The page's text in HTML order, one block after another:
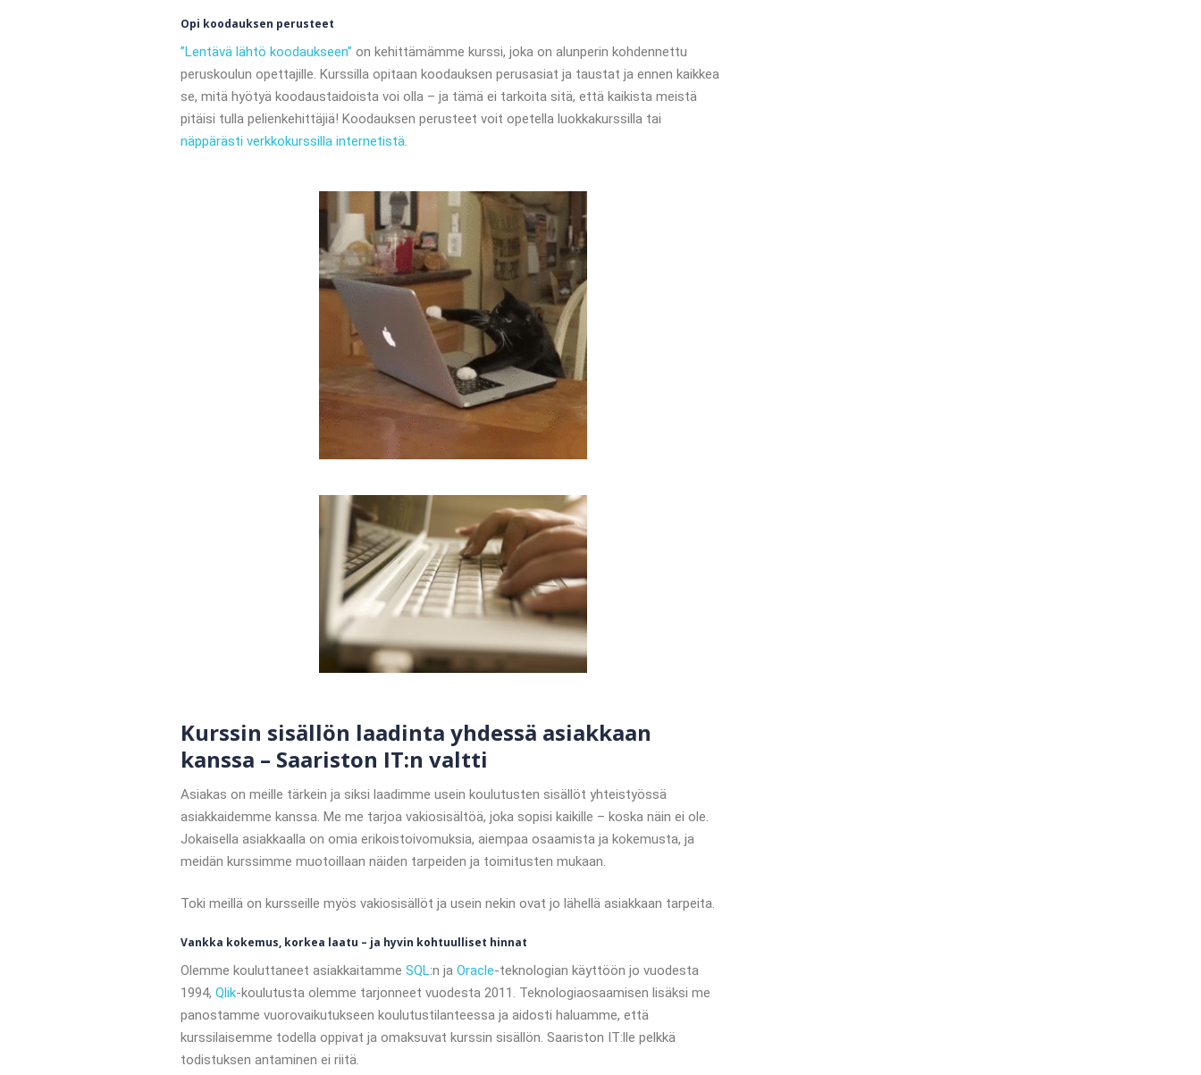
Opi koodauksen perusteet
”Lentävä lähtö koodaukseen” on kehittämämme kurssi, joka on alunperin kohdennettu
peruskoulun opettajille. Kurssilla opitaan koodauksen perusasiat ja taustat ja ennen kaikkea
se, mitä hyötyä koodaustaidoista voi olla – ja tämä ei tarkoita sitä, että kaikista meistä
pitäisi tulla pelienkehittäjiä! Koodauksen perusteet voit opetella luokkakurssilla tai
näppärästi verkkokurssilla internetistä.
Kurssin sisällön laadinta yhdessä asiakkaan
kanssa – Saariston IT:n valtti
Asiakas on meille tärkein ja siksi laadimme usein koulutusten sisällöt yhteistyössä
asiakkaidemme kanssa. Me me tarjoa vakiosisältöä, joka sopisi kaikille – koska näin ei ole.
Jokaisella asiakkaalla on omia erikoistoivomuksia, aiempaa osaamista ja kokemusta, ja
meidän kurssimme muotoillaan näiden tarpeiden ja toimitusten mukaan.
Toki meillä on kursseille myös vakiosisällöt ja usein nekin ovat jo lähellä asiakkaan tarpeita.
Vankka kokemus, korkea laatu – ja hyvin kohtuulliset hinnat
Olemme kouluttaneet asiakkaitamme SQL:n ja Oracle-teknologian käyttöön jo vuodesta
1994, Qlik-koulutusta olemme tarjonneet vuodesta 2011. Teknologiaosaamisen lisäksi me
panostamme vuorovaikutukseen koulutustilanteessa ja aidosti haluamme, että
kurssilaisemme todella oppivat ja omaksuvat kurssin sisällön. Saariston IT:lle pelkkä
todistuksen antaminen ei riitä.